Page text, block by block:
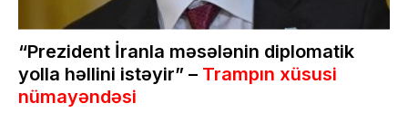
“Prezident İranla məsələnin diplomatik
yolla həllini istəyir” – Trampın xüsusi
nümayəndəsi